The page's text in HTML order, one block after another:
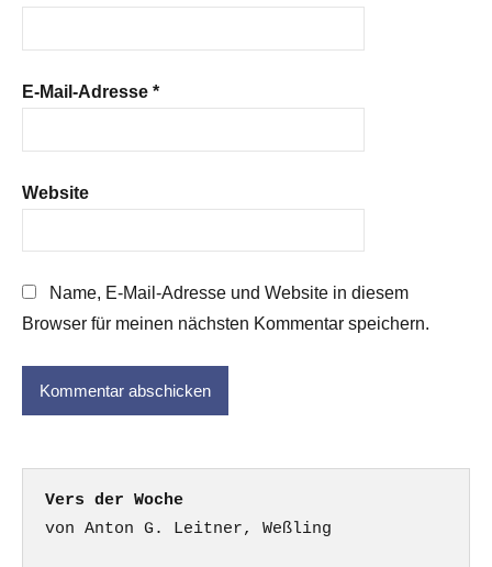
E-Mail-Adresse *
Website
Name, E-Mail-Adresse und Website in diesem
Browser für meinen nächsten Kommentar speichern.
Vers der Woche